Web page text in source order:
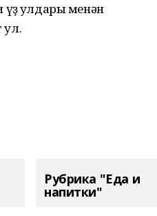
үҙ ҡулдары менән
ул.
Рубрика "Еда и
напитки"